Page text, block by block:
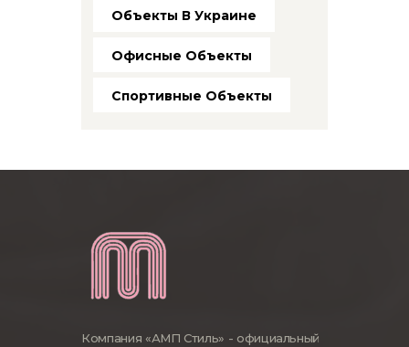
Объекты В Украине
Офисные Объекты
Спортивные Объекты
Компания «АМП Стиль» - официальный